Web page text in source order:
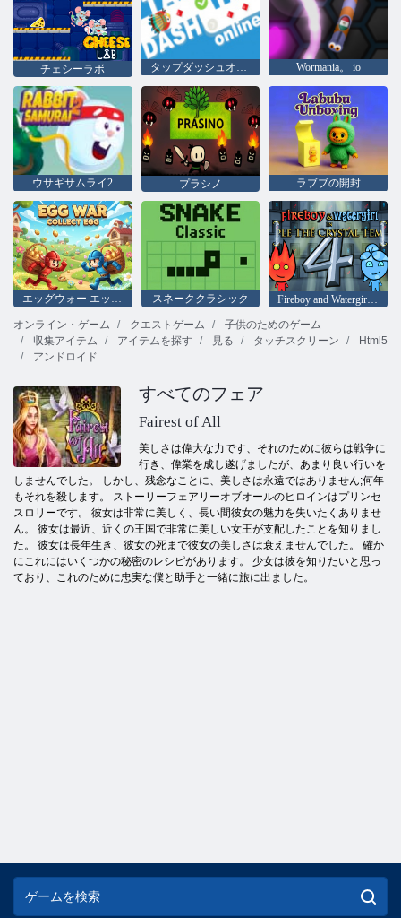
チェシーラボ タップダッシュオンライン Wormania。 io
ウサギサムライ2 プラシノ ラブブの開封
エッグウォー エッグを集める スネーククラシック
Fireboy and Watergirl 4：クリスタル寺院
オンライン・ゲーム
クエストゲーム
子供のためのゲーム
収集アイテム
アイテムを探す 見る タッチスクリーン
Html5
アンドロイド
すべてのフェア
Fairest of All
美しさは偉大な力です、それのために彼らは戦争に
行き、偉業を成し遂げましたが、あまり良い行いを
しませんでした。 しかし、残念なことに、美しさは永遠ではありません;何年
もそれを殺します。 ストーリーフェアリーオブオールのヒロインはプリンセ
スロリーです。 彼女は非常に美しく、長い間彼女の魅力を失いたくありませ
ん。 彼女は最近、近くの王国で非常に美しい女王が支配したことを知りまし
た。 彼女は長年生き、彼女の死まで彼女の美しさは衰えませんでした。 確か
にこれにはいくつかの秘密のレシピがあります。 少女は彼を知りたいと思っ
ており、これのために忠実な僕と助手と一緒に旅に出ました。